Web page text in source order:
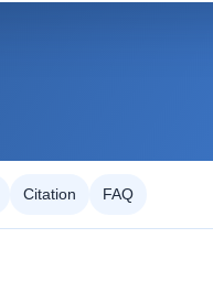
Citation FAQ